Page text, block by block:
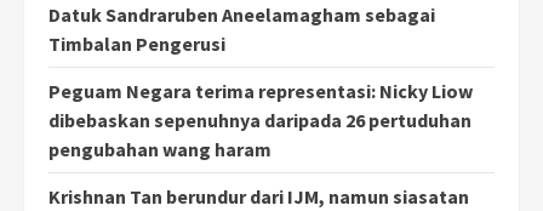
Datuk Sandraruben Aneelamagham sebagai
Timbalan Pengerusi
Peguam Negara terima representasi: Nicky Liow
dibebaskan sepenuhnya daripada 26 pertuduhan
pengubahan wang haram
Krishnan Tan berundur dari IJM, namun siasatan